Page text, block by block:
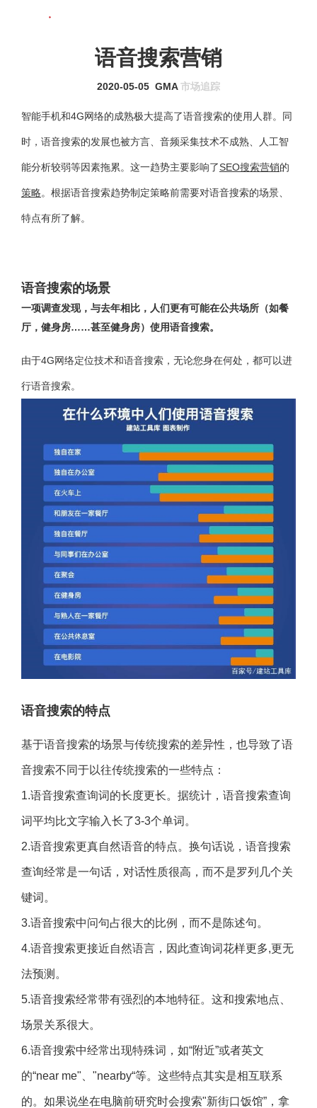
语音搜索营销
2020-05-05 GMA 市场追踪
智能手机和4G网络的成熟极大提高了语音搜索的使用人群。同
时，语音搜索的发展也被方言、音频采集技术不成熟、人工智
能分析较弱等因素拖累。这一趋势主要影响了SEO搜索营销的
策略。根据语音搜索趋势制定策略前需要对语音搜索的场景、
特点有所了解。
语音搜索的场景
一项调查发现，与去年相比，人们更有可能在公共场所（如餐
厅，健身房……甚至健身房）使用语音搜索。
由于4G网络定位技术和语音搜索，无论您身在何处，都可以进
行语音搜索。
语音搜索的特点
基于语音搜索的场景与传统搜索的差异性，也导致了语
音搜索不同于以往传统搜索的一些特点：
1.语音搜索查询词的长度更长。据统计，语音搜索查询
词平均比文字输入长了3-3个单词。
2.语音搜索更真自然语音的特点。换句话说，语音搜索
查询经常是一句话，对话性质很高，而不是罗列几个关
键词。
3.语音搜索中问句占很大的比例，而不是陈述句。
4.语音搜索更接近自然语言，因此查询词花样更多,更无
法预测。
5.语音搜索经常带有强烈的本地特征。这和搜索地点、
场景关系很大。
6.语音搜索中经常出现特殊词，如“附近”或者英文
的“near me"、"nearby“等。这些特点其实是相互联系
的。如果说坐在电脑前研究时会搜索"新街口饭馆”，拿